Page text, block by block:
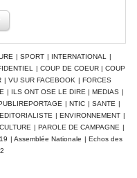
| SPORT | INTERNATIONAL
|
| COUP DE COEUR | COUP
| VU SUR FACEBOOK | FORCES
| ILS ONT OSE LE DIRE | MEDIAS |
| NTIC | SANTE |
| ENVIRONNEMENT |
| PAROLE DE CAMPAGNE |
| Assemblée Nationale | Echos des